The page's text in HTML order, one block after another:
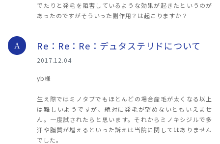
でたりと発毛を阻害しているような効果が起きたというのが
あったのですがそういった副作用？は起こりますか？
A Re：Re：Re：デュタステリドについて
2017.12.04
yb様
生え際ではミノタブでもほとんどの場合産毛が太くなる以上
は難しいようですが、絶対に発毛が望めないともいえませ
ん。一度試されたらと思います。それからミノキシジルで多
汗や脂質が増えるといった訴えは当院に関してはありません
でした。